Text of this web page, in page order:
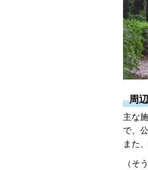
周
主な
で、
また
（そ